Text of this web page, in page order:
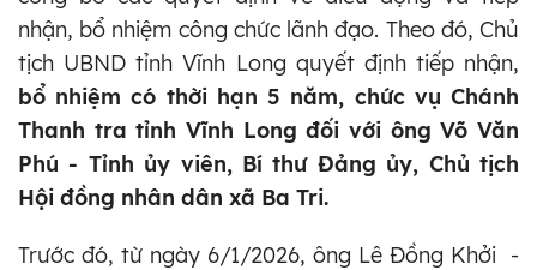
nhận, bổ nhiệm công chức lãnh đạo. Theo đó, Chủ
tịch UBND tỉnh Vĩnh Long quyết định tiếp nhận,
bổ nhiệm có thời hạn 5 năm, chức vụ Chánh
Thanh tra tỉnh Vĩnh Long đối với ông Võ Văn
Phú - Tỉnh ủy viên, Bí thư Đảng ủy, Chủ tịch
Hội đồng nhân dân xã Ba Tri.
Trước đó, từ ngày 6/1/2026, ông Lê Đồng Khởi -